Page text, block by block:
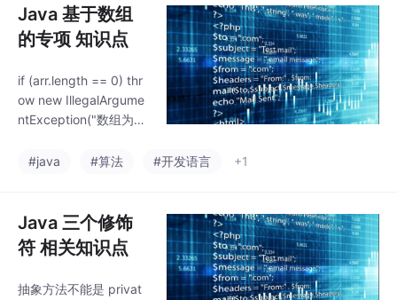
m.out.println("小数: " +
num);System.out.printl
n("类加载时执行");Syst
Java 基于数组
的专项 知识点
if (arr.length == 0) thr
ow new IllegalArgume
ntException("数组为
System.out.println("索
#java #算法 #开发语言 +1
Java 三个修饰
符 相关知识点
抽象方法不能是 privat